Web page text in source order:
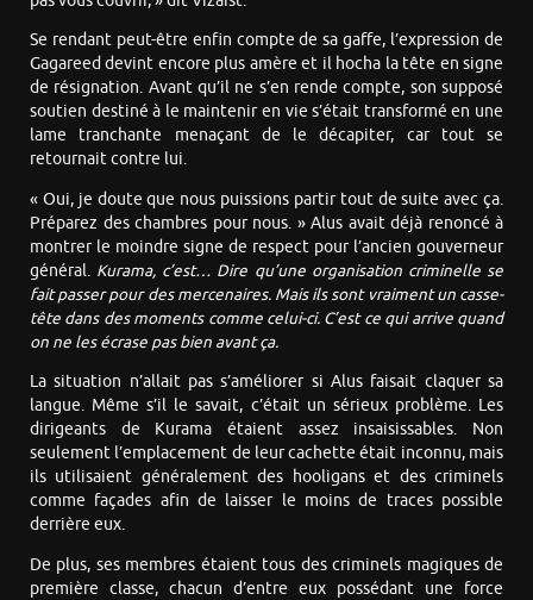
Se rendant peut-être enfin compte de sa gaffe, l’expression de
Gagareed devint encore plus amère et il hocha la tête en signe
de résignation. Avant qu’il ne s’en rende compte, son supposé
soutien destiné à le maintenir en vie s’était transformé en une
lame tranchante menaçant de le décapiter, car tout se
retournait contre lui.
« Oui, je doute que nous puissions partir tout de suite avec ça.
Préparez des chambres pour nous. » Alus avait déjà renoncé à
montrer le moindre signe de respect pour l’ancien gouverneur
général. Kurama, c’est… Dire qu’une organisation criminelle se
fait passer pour des mercenaires. Mais ils sont vraiment un casse-
tête dans des moments comme celui-ci. C’est ce qui arrive quand
on ne les écrase pas bien avant ça.
La situation n’allait pas s’améliorer si Alus faisait claquer sa
langue. Même s’il le savait, c’était un sérieux problème. Les
dirigeants de Kurama étaient assez insaisissables. Non
seulement l’emplacement de leur cachette était inconnu, mais
ils utilisaient généralement des hooligans et des criminels
comme façades afin de laisser le moins de traces possible
derrière eux.
De plus, ses membres étaient tous des criminels magiques de
première classe, chacun d’entre eux possédant une force